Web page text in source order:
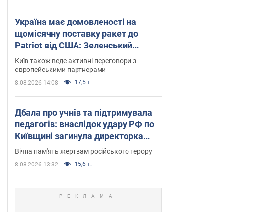
Україна має домовленості на
щомісячну поставку ракет до
Patriot від США: Зеленський
розкрив подробиці
Київ також веде активні переговори з
європейськими партнерами
8.08.2026 14:08 17,5 т.
Дбала про учнів та підтримувала
педагогів: внаслідок удару РФ по
Київщині загинула директорка
київського ліцею, її чоловік та онук
Вічна пам'ять жертвам російського терору
8.08.2026 13:32 15,6 т.